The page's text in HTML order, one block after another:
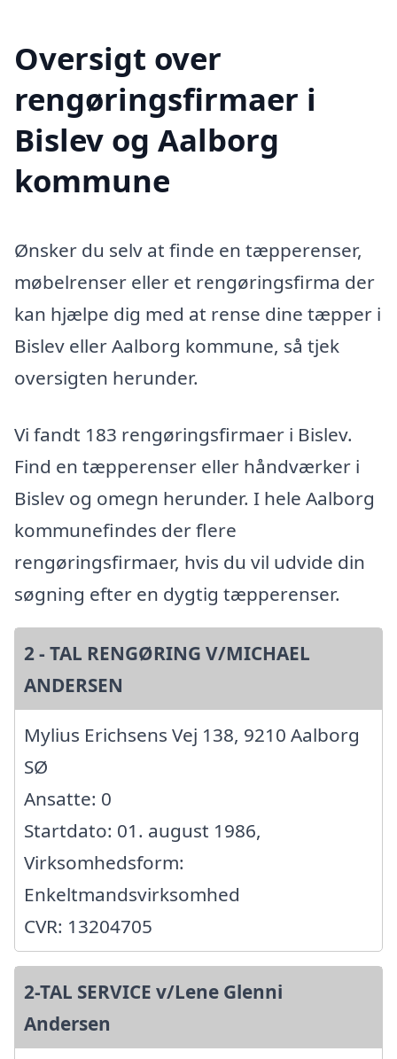
Oversigt over
rengøringsfirmaer i
Bislev og Aalborg
kommune
Ønsker du selv at finde en tæpperenser,
møbelrenser eller et rengøringsfirma der
kan hjælpe dig med at rense dine tæpper i
Bislev eller Aalborg kommune, så tjek
oversigten herunder.
Vi fandt 183 rengøringsfirmaer i Bislev.
Find en tæpperenser eller håndværker i
Bislev og omegn herunder. I hele Aalborg
kommunefindes der flere
rengøringsfirmaer, hvis du vil udvide din
søgning efter en dygtig tæpperenser.
2 - TAL RENGØRING V/MICHAEL
ANDERSEN
Mylius Erichsens Vej 138, 9210 Aalborg
SØ
Ansatte: 0
Startdato: 01. august 1986,
Virksomhedsform:
Enkeltmandsvirksomhed
CVR: 13204705
2-TAL SERVICE v/Lene Glenni
Andersen